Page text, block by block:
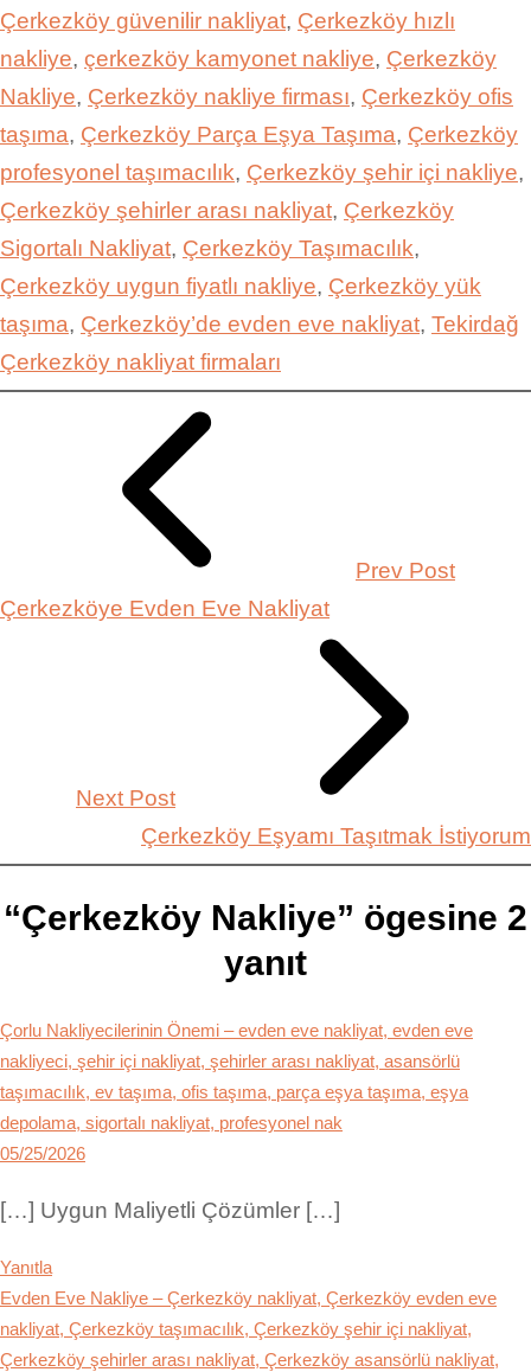
Çerkezköy güvenilir nakliyat, Çerkezköy hızlı
nakliye, çerkezköy kamyonet nakliye, Çerkezköy
Nakliye, Çerkezköy nakliye firması, Çerkezköy ofis
taşıma, Çerkezköy Parça Eşya Taşıma, Çerkezköy
profesyonel taşımacılık, Çerkezköy şehir içi nakliye
Çerkezköy şehirler arası nakliyat, Çerkezköy
Sigortalı Nakliyat, Çerkezköy Taşımacılık
Çerkezköy uygun fiyatlı nakliye, Çerkezköy yük
taşıma, Çerkezköy’de evden eve nakliyat, Tekirdağ
Çerkezköy nakliyat firmaları
Prev Post
Çerkezköye Evden Eve Nakliyat
Next Post
Çerkezköy Eşyamı Taşıtmak İstiyorum
“Çerkezköy Nakliye” ögesine 2
yanıt
Çorlu Nakliyecilerinin Önemi – evden eve nakliyat, evden eve
nakliyeci, şehir içi nakliyat, şehirler arası nakliyat, asansörlü
taşımacılık, ev taşıma, ofis taşıma, parça eşya taşıma, eşya
depolama, sigortalı nakliyat, profesyonel nak
05/25/2026
[…] Uygun Maliyetli Çözümler […]
Yanıtla
Evden Eve Nakliye – Çerkezköy nakliyat, Çerkezköy evden eve
nakliyat, Çerkezköy taşımacılık, Çerkezköy şehir içi nakliyat,
Çerkezköy şehirler arası nakliyat, Çerkezköy asansörlü nakliyat,